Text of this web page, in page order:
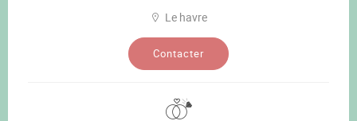
Le havre
Contacter